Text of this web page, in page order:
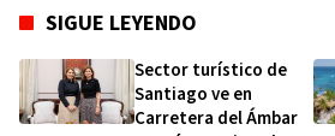
SIGUE LEYENDO
Sector turístico de
Santiago ve en
Carretera del Ámbar